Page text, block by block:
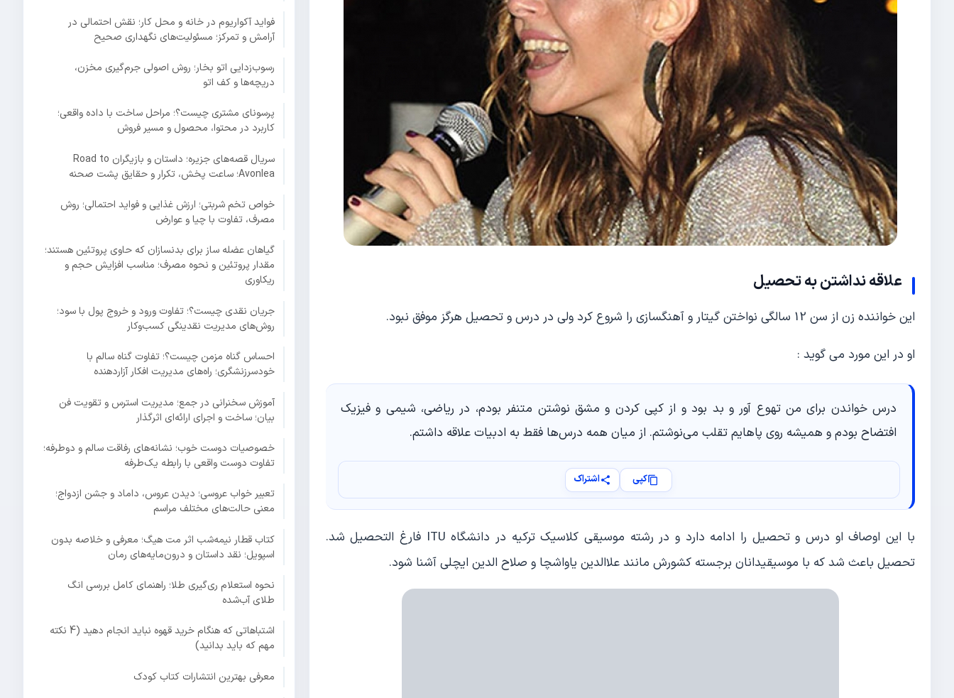
علاقه نداشتن به تحصیل
این خواننده زن از سن 12 سالگی نواختن گیتار و آهنگسازی را شروع کرد ولی در درس و تحصیل هرگز موفق نبود.
او در این مورد می گوید :
درس خواندن برای من تهوع آور و بد بود و از کپی کردن و مشق نوشتن متنفر بودم، در ریاضی، شیمی و فیزیک
افتضاح بودم و همیشه روی پاهایم تقلب می‌نوشتم. از میان همه درس‌ها فقط به ادبیات علاقه داشتم.
کپی اشتراک
با این اوصاف او درس و تحصیل را ادامه دارد و در رشته موسیقی کلاسیک ترکیه در دانشگاه ITU فارغ التحصیل شد.
تحصیل باعث شد که با موسیقیدانان برجسته کشورش مانند علاالدین یاواشچا و صلاح الدین ایچلی آشنا شود.
فواید آکواریوم در خانه و محل کار؛ نقش احتمالی در
آرامش و تمرکز؛ مسئولیت‌های نگهداری صحیح
رسوب‌زدایی اتو بخار؛ روش اصولی جرم‌گیری مخزن،
دریچه‌ها و کف اتو
پرسونای مشتری چیست؟؛ مراحل ساخت با داده واقعی؛
کاربرد در محتوا، محصول و مسیر فروش
سریال قصه‌های جزیره؛ داستان و بازیگران Road to
Avonlea؛ ساعت پخش، تکرار و حقایق پشت صحنه
خواص تخم شربتی؛ ارزش غذایی و فواید احتمالی؛ روش
مصرف، تفاوت با چیا و عوارض
گیاهان عضله ساز برای بدنسازان که حاوی پروتئین هستند؛
مقدار پروتئین و نحوه مصرف؛ مناسب افزایش حجم و
ریکاوری
جریان نقدی چیست؟؛ تفاوت ورود و خروج پول با سود؛
روش‌های مدیریت نقدینگی کسب‌وکار
احساس گناه مزمن چیست؟؛ تفاوت گناه سالم با
خودسرزنشگری؛ راه‌های مدیریت افکار آزاردهنده
آموزش سخنرانی در جمع؛ مدیریت استرس و تقویت فن
بیان؛ ساخت و اجرای ارائه‌ای اثرگذار
خصوصیات دوست خوب؛ نشانه‌های رفاقت سالم و دوطرفه؛
تفاوت دوست واقعی با رابطه یک‌طرفه
تعبیر خواب عروسی؛ دیدن عروس، داماد و جشن ازدواج؛
معنی حالت‌های مختلف مراسم
کتاب قطار نیمه‌شب اثر مت هیگ؛ معرفی و خلاصه بدون
اسپویل؛ نقد داستان و درون‌مایه‌های رمان
نحوه استعلام ری‌گیری طلا؛ راهنمای کامل بررسی انگ
طلای آب‌شده
اشتباهاتی که هنگام خرید قهوه نباید انجام دهید (4 نکته
مهم که باید بدانید)
معرفی بهترین انتشارات کتاب کودک